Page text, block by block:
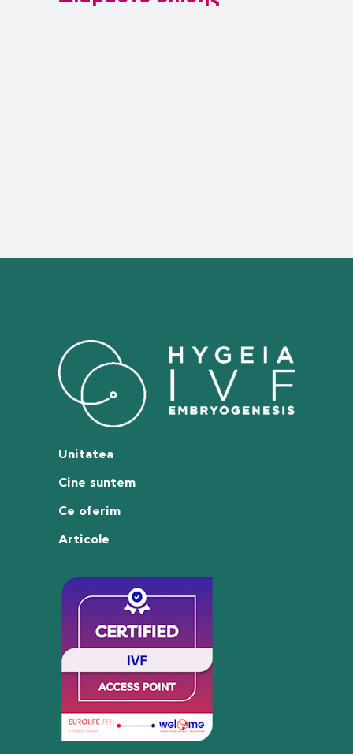
Unitatea
Cine suntem
Ce oferim
Articole